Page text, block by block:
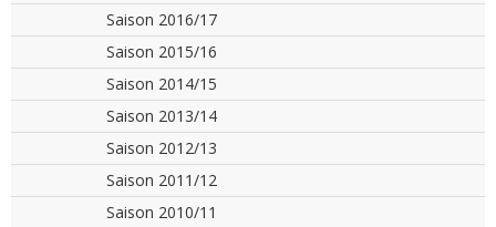
Saison 2016/17
Saison 2015/16
Saison 2014/15
Saison 2013/14
Saison 2012/13
Saison 2011/12
Saison 2010/11